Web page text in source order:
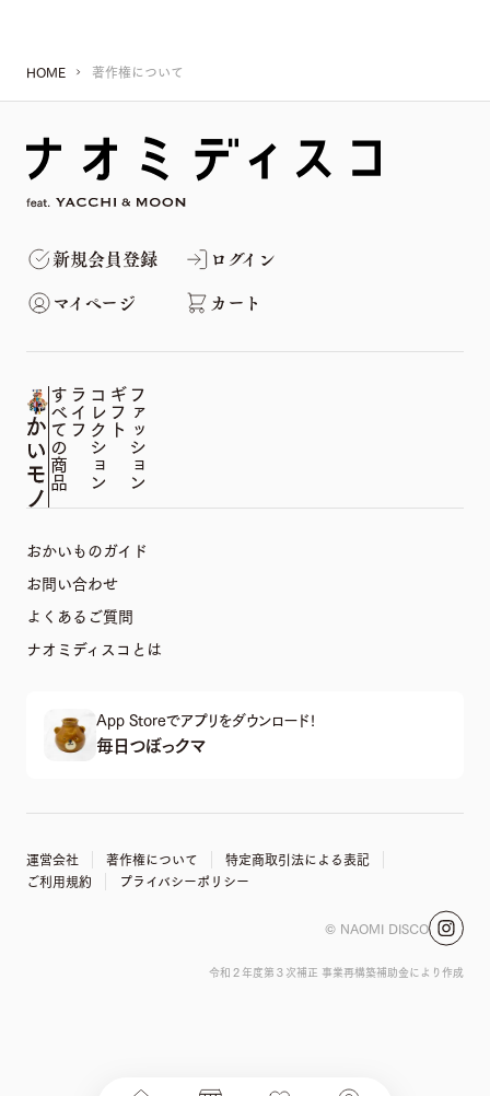
HOME 著作権について
新規会員登録
ログイン
マイページ
カート
すべての商品ライフコレクションギフトファッション
おかいものガイド
お問い合わせ
よくあるご質問
ナオミディスコとは
App Storeでアプリをダウンロード!
毎日つぼっクマ
運営会社 著作権について
特定商取引法による表記
ご利用規約
プライバシーポリシー
© NAOMI DISCO
令和２年度第３次補正 事業再構築補助金により作成